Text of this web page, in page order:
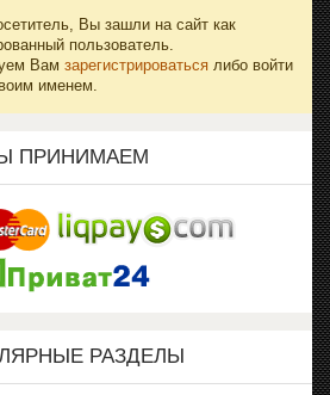
Вы зашли на сайт как
пользователь.
Вам зарегистрироваться либо войти
именем.
ПРИНИМАЕМ
РАЗДЕЛЫ